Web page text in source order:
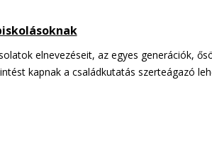
elnevezéseit, az egyes generációk,
kapnak a családkutatás szerteágazó